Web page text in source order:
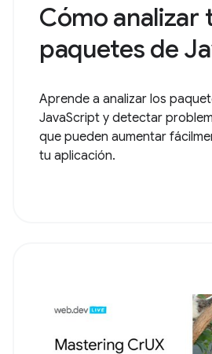
Cómo analizar
paquetes de
Aprende a analizar los
JavaScript y detectar
que pueden aumentar
tu aplicación.